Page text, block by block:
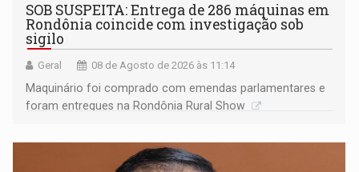
SOB SUSPEITA: Entrega de 286 máquinas em
Rondônia coincide com investigação sob
sigilo
Geral 08 de Agosto de 2026 às 11:14
Maquinário foi comprado com emendas parlamentares e
foram entregues na Rondônia Rural Show